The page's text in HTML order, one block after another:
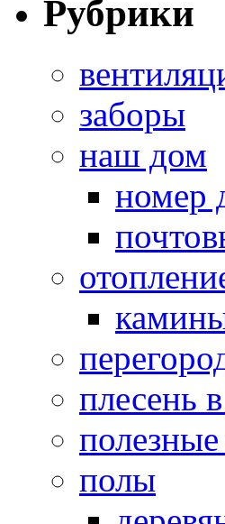
Рубрики
заборы
наш дом
номер
плесень
полы